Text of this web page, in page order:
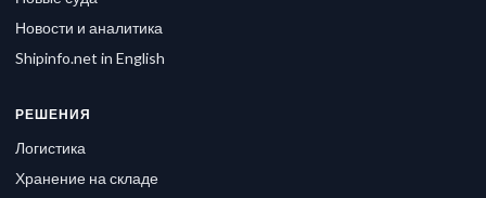
Новости и аналитика
Shipinfo.net in English
РЕШЕНИЯ
Логистика
Хранение на складе